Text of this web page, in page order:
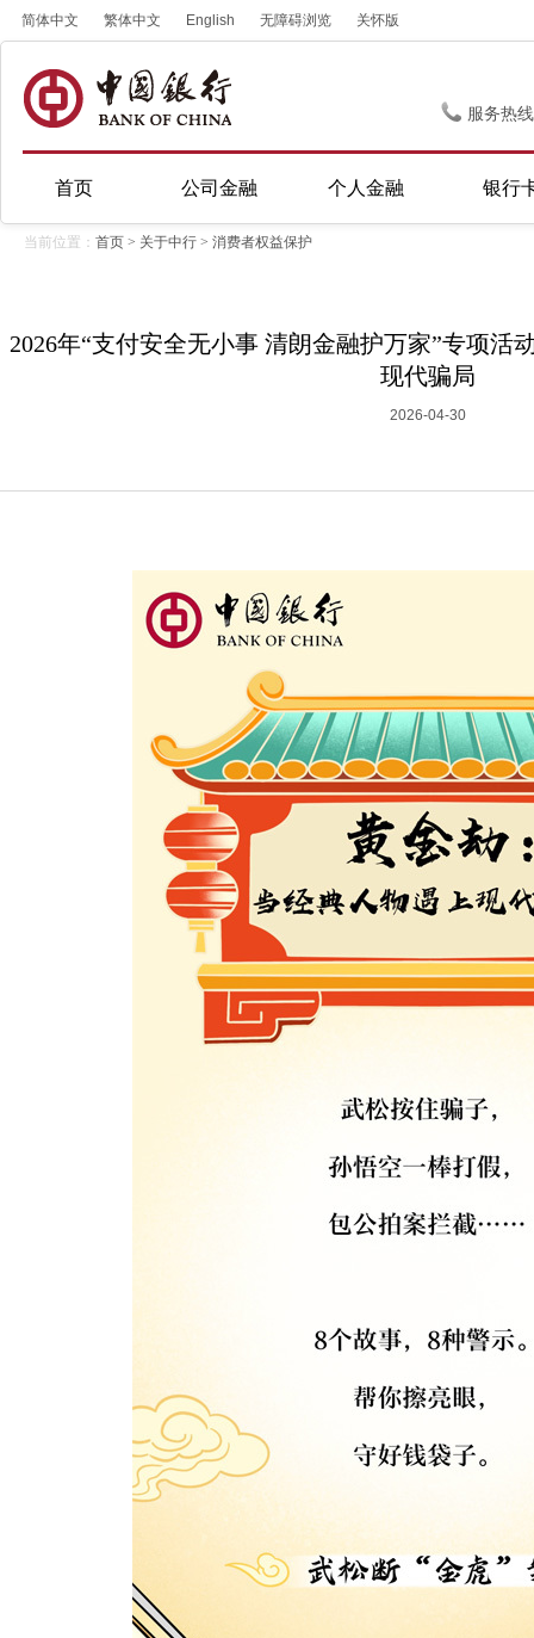
简体中文 繁体中文 English 无障碍浏览 关怀版
服务热
首页 公司金融 个人金融 银行
当前位置： 首页 > 关于中行 > 消费者权益保护
2026年“支付安全无小事 清朗金融护万家”专项
现代骗局
2026-04-30